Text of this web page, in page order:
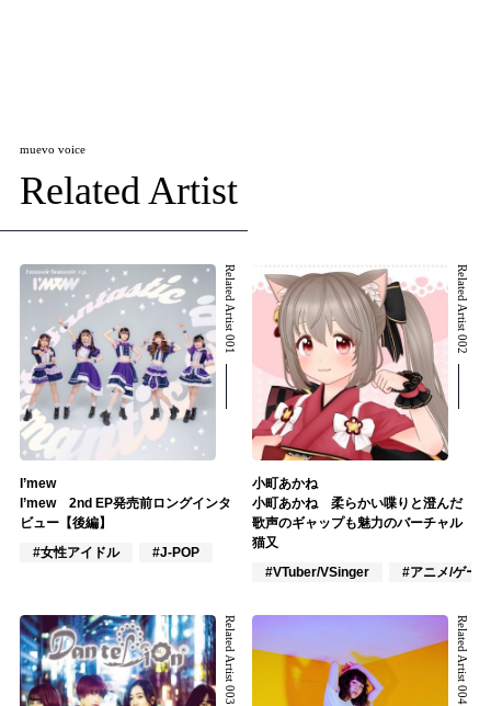
muevo voice
Related Artist
Related Artist 001
I’mew
I’mew 2nd EP発売前ロングインタ
ビュー【後編】
#女性アイドル
#J-POP
Related Artist 002
小町あかね
小町あかね 柔らかい喋りと澄んだ
歌声のギャップも魅力のバーチャル
猫又
#VTuber/VSinger
#アニメ/ゲーム
Related Artist 003 Related Artist 004